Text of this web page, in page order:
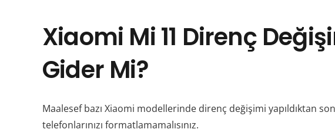
Xiaomi Mi 11 Direnç
Gider Mi?
Maalesef bazı Xiaomi modellerinde direnç değişimi yapıldıktan
telefonlarınızı formatlamamalısınız.